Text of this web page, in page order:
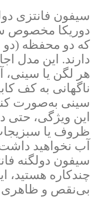
سیفون فانتزی
دوریکا مخصوص
که دو محفظه (دو
دارند. این مدل
هر لگن یا سینی،
ناگهانی به کف
سینی به‌صورت
این ویژگی،
ظروف یا
آب نخواهید
سیفون دولگنه
چندکاره
بی‌نقص و ظاهری